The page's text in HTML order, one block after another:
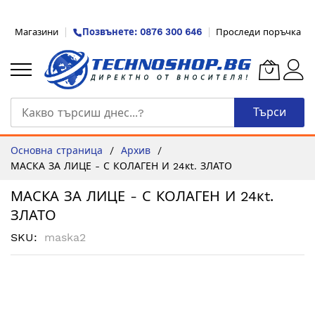
към
съдържанието
Магазини Позвънете: 0876 300 646 Проследи поръчка
Търси
Основна страница
Архив
МАСКА ЗА ЛИЦЕ - С КОЛАГЕН И 24кt. ЗЛАТО
МАСКА ЗА ЛИЦЕ - С КОЛАГЕН И 24кt.
ЗЛАТО
SKU maska2